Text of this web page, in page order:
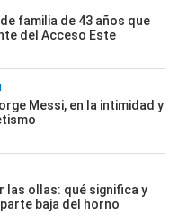
familia de 43 años que
del Acceso Este
Messi, en la intimidad y
las ollas: qué significa y
baja del horno